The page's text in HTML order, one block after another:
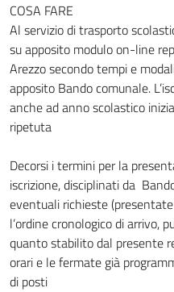
COSA FARE
Al servizio di trasporto
su apposito modulo on-line
Arezzo secondo tempi e
apposito Bando comunale.
anche ad anno scolastico
ripetuta
Decorsi i termini per la
iscrizione, disciplinati da
eventuali richieste
l’ordine cronologico di arrivo,
quanto stabilito dal presente
orari e le fermate già
di posti